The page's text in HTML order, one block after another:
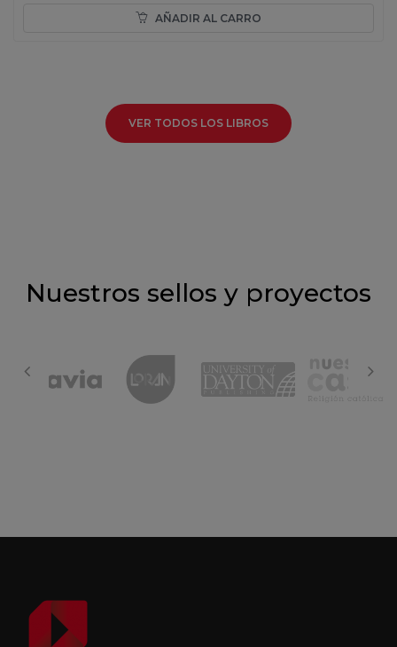
AÑADIR AL CARRO
VER TODOS LOS LIBROS
Nuestros sellos y proyectos